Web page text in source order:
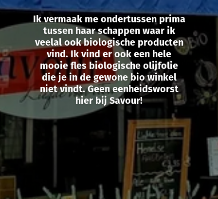
Ik vermaak me ondertussen prima
tussen haar schappen waar ik
veelal ook biologische producten
vind. Ik vind er ook een hele
mooie fles biologische olijfolie
die je in de gewone bio winkel
niet vindt. Geen eenheidsworst
hier bij Savour!